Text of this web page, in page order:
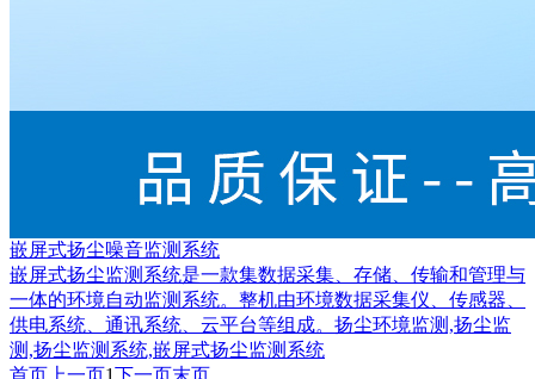
嵌屏式扬尘噪音监测系统
嵌屏式扬尘监测系统是一款集数据采集、存储、传输和管理与
一体的环境自动监测系统。整机由环境数据采集仪、传感器、
供电系统、通讯系统、云平台等组成。扬尘环境监测,扬尘监
测,扬尘监测系统,嵌屏式扬尘监测系统
首页 上一页1下一页末页